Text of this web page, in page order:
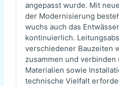
angepasst wurde. Mit
der Modernisierung
wuchs auch das
kontinuierlich.
verschiedener Bauzeiten
zusammen und
Materialien sowie
technische Vielfalt